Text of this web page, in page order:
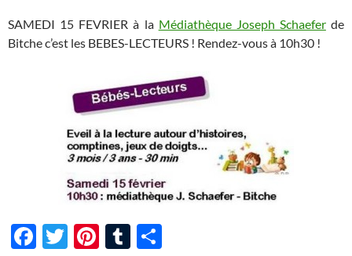
SAMEDI 15 FEVRIER à la Médiathèque Joseph Schaeferde
Bitche c’est les BEBES-LECTEURS ! Rendez-vous à 10h30 !
F
T
Pi T